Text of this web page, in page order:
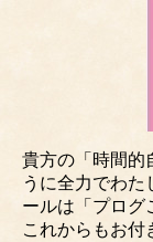
貴方の「時間的
うに全力でわ
ールは「プログ
これからもお付